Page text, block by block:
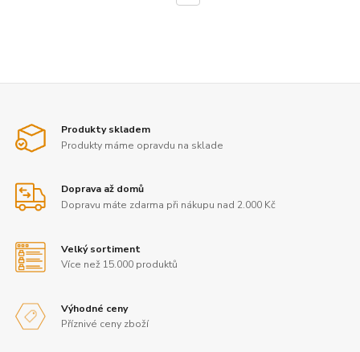
Produkty skladem
Produkty máme opravdu na sklade
Doprava až domů
Dopravu máte zdarma při nákupu nad 2.000 Kč
Velký sortiment
Více než 15.000 produktů
Výhodné ceny
Příznivé ceny zboží